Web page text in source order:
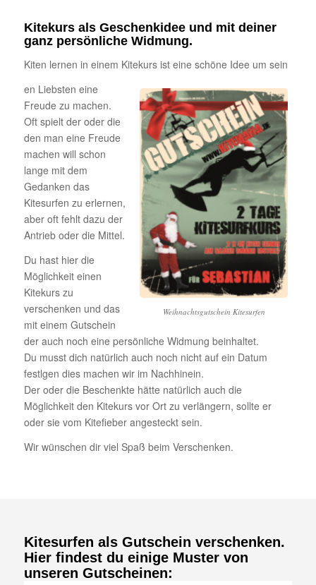
Kitekurs als Geschenkidee und mit deiner
ganz persönliche Widmung.
Kiten lernen in einem Kitekurs ist eine schöne Idee um sein
Weihnachtsgutschein Kitesurfen
en Liebsten eine
Freude zu machen.
Oft spielt der oder die
den man eine Freude
machen will schon
lange mit dem
Gedanken das
Kitesurfen zu erlernen,
aber oft fehlt dazu der
Antrieb oder die Mittel.
Du hast hier die
Möglichkeit einen
Kitekurs zu
verschenken und das
mit einem Gutschein
der auch noch eine persönliche Widmung beinhaltet.
Du musst dich natürlich auch noch nicht auf ein Datum
festlgen dies machen wir im Nachhinein.
Der oder die Beschenkte hätte natürlich auch die
Möglichkeit den Kitekurs vor Ort zu verlängern, sollte er
oder sie vom Kitefieber angesteckt sein.
Wir wünschen dir viel Spaß beim Verschenken.
Kitesurfen als Gutschein verschenken.
Hier findest du einige Muster von
unseren Gutscheinen: